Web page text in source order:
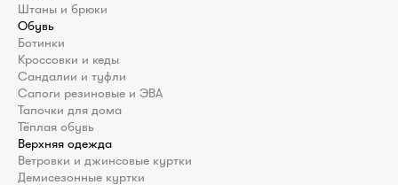
Штаны и брюки
Обувь
Ботинки
Кроссовки и кеды
Сандалии и туфли
Сапоги резиновые и ЭВА
Тапочки для дома
Тёплая обувь
Верхняя одежда
Ветровки и джинсовые куртки
Демисезонные куртки